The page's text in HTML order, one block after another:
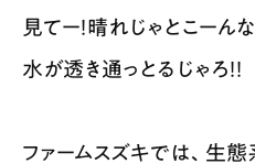
見てー！晴れじゃとこーんな
水が透き通っとるじゃろ！！​
ファームスズキでは、生